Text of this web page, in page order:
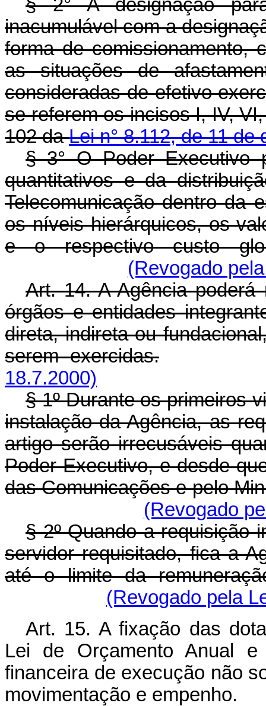
§ 2° A designação
inacumulável com a
forma de comissionamento,
as situações de
consideradas de efetivo
se referem os incisos I, IV,
102 daLei n° 8.112, de 11 de
§ 3° O Poder Executivo
quantitativos e da
Telecomunicação dentro da
os níveis hierárquicos, os
e o respectivo custo
(Revogado
Art. 14. A Agência
órgãos e entidades
direta, indireta ou
serem exercidas.
18.7.2000)
§ 1º Durante os primeiros
instalação da Agência, as
artigo serão irrecusáveis
Poder Executivo, e desde
das Comunicações e pelo
(Revogado
§ 2º Quando a requisição
servidor requisitado, fica a
até o limite da
(Revogado pela
Art. 15. A fixação das
Lei de Orçamento Anual e
financeira de execução não
movimentação e empenho.